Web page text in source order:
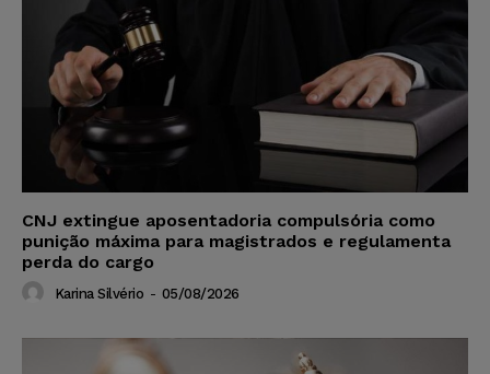
CNJ extingue aposentadoria compulsória como
punição máxima para magistrados e regulamenta
perda do cargo
Karina Silvério - 05/08/2026